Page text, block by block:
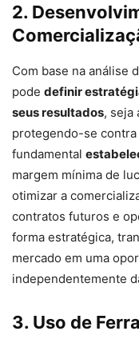
2.
Com base na análise
pode definir
seus resultados, seja
protegendo-se contra
fundamental
margem mínima de
otimizar a
contratos futuros e
forma estratégica,
mercado em uma
independentemente
3. Uso de